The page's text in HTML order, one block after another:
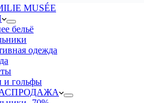
MUSÉE
бельё
одежда
и гольфы